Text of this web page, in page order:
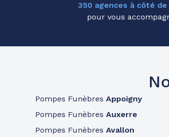
A votre
350 agences à côté de
pour vous
Pompes Funèbres Appoigny
Pompes Funèbres Auxerre
Pompes Funèbres Avallon